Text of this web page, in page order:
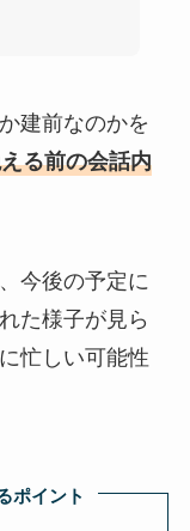
建前なのかを
る前の会話内
今後の予定に
た様子が見ら
忙しい可能性
ポイント